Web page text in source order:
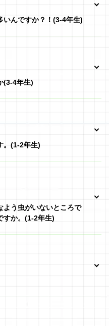
いんですか？！(3-4年生)
(3-4年生)
。(1-2年生)
よう虫がいないところで
すか。(1-2年生)